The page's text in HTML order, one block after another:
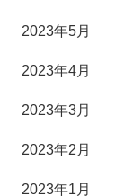
2023年5月
2023年4月
2023年3月
2023年2月
2023年1月